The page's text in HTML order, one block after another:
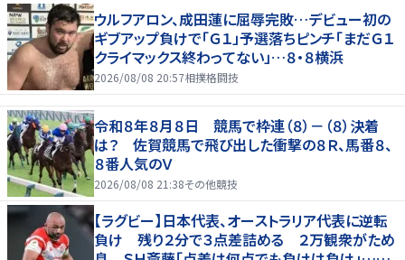
ウルフアロン、成田蓮に屈辱完敗…デビュー初の
ギブアップ負けで「Ｇ１」予選落ちピンチ「まだＧ１
クライマックス終わってない」…８・８横浜
2026/08/08 20:57相撲格闘技
令和８年８月８日 競馬で枠連（８）－（８）決着
は？ 佐賀競馬で飛び出した衝撃の８Ｒ、馬番８、
８番人気のＶ
2026/08/08 21:38その他競技
【ラグビー】日本代表、オーストラリア代表に逆転
負け 残り２分で３点差詰める ２万観衆がため